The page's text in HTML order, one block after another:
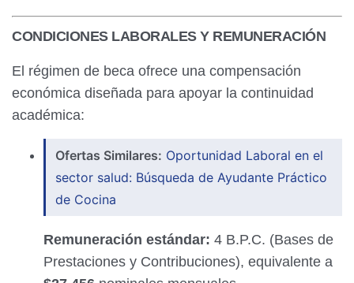
CONDICIONES LABORALES Y REMUNERACIÓN
El régimen de beca ofrece una compensación
económica diseñada para apoyar la continuidad
académica:
Ofertas Similares: Oportunidad Laboral en el
sector salud: Búsqueda de Ayudante Práctico
de Cocina
Remuneración estándar: 4 B.P.C. (Bases de
Prestaciones y Contribuciones), equivalente a